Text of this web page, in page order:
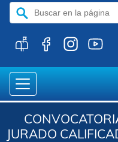
Buscar:
JURADO